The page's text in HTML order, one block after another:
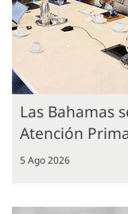
Las Bahamas
Atención
5 Ago 2026